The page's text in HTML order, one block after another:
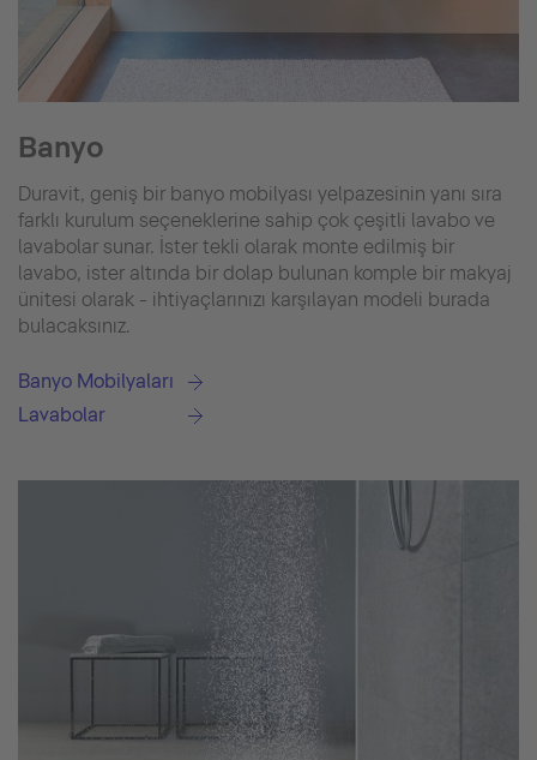
Banyo
Duravit, geniş bir banyo mobilyası yelpazesinin yanı sıra
farklı kurulum seçeneklerine sahip çok çeşitli lavabo ve
lavabolar sunar. İster tekli olarak monte edilmiş bir
lavabo, ister altında bir dolap bulunan komple bir makyaj
ünitesi olarak - ihtiyaçlarınızı karşılayan modeli burada
bulacaksınız.
Banyo Mobilyaları
Lavabolar